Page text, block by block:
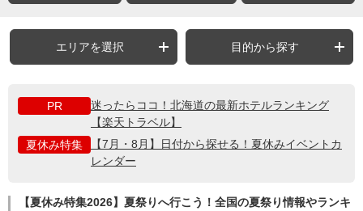
エリアを選択 目的から探す
PR
迷ったらココ！北海道の最新ホテルランキング
【楽天トラベル】
夏休み特集
【7月・8月】日付から探せる！夏休みイベントカ
レンダー
【夏休み特集2026】夏祭りへ行こう！全国の夏祭り情報やランキ